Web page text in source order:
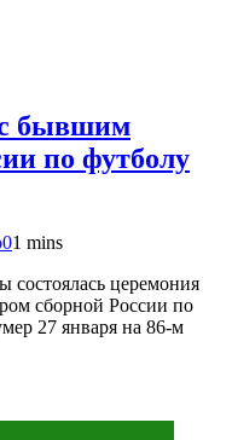
бывшим
по футболу
01 mins
церемония
сборной России по
27 января на 86-м